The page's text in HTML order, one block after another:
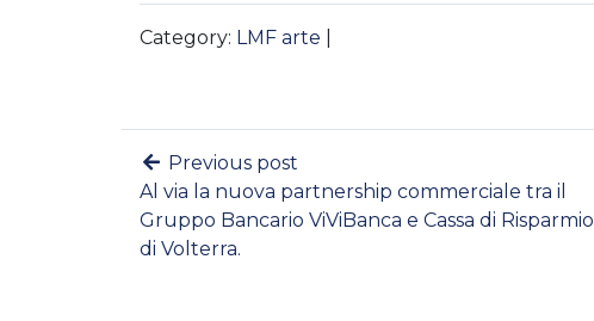
Category: LMF arte
Previous post
Al via la nuova partnership commerciale tra il
Gruppo Bancario ViViBanca e Cassa di Risparmio
di Volterra.